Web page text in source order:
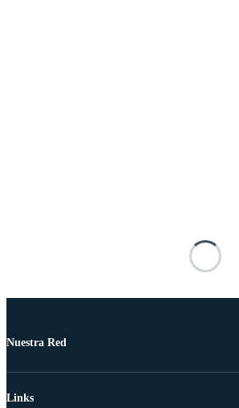
Nuestra Red
Links